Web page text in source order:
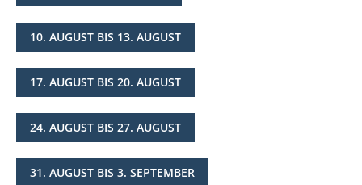
10. AUGUST BIS 13. AUGUST
17. AUGUST BIS 20. AUGUST
24. AUGUST BIS 27. AUGUST
31. AUGUST BIS 3. SEPTEMBER